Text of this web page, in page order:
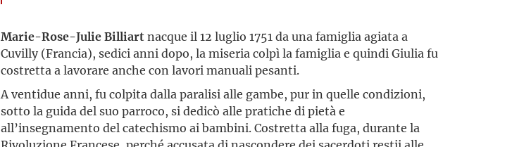
Marie-Rose-Julie Billiartnacque il 12 luglio 1751 da una famiglia agiata a
Cuvilly (Francia), sedici anni dopo, la miseria colpì la famiglia e quindi Giulia fu
costretta a lavorare anche con lavori manuali pesanti.
A ventidue anni, fu colpita dalla paralisi alle gambe, pur in quelle condizioni,
sotto la guida del suo parroco, si dedicò alle pratiche di pietà e
all’insegnamento del catechismo ai bambini. Costretta alla fuga, durante la